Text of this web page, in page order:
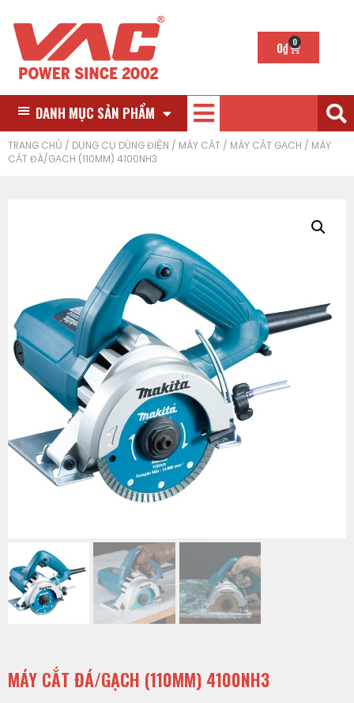
0₫ 0
DANH MỤC SẢN PHẨM
TRANG CHỦ / DỤNG CỤ DÙNG ĐIỆN / MÁY CẮT / MÁY CẮT GẠCH / MÁY
CẮT ĐÁ/GẠCH (110MM) 4100NH3
MÁY CẮT ĐÁ/GẠCH (110MM) 4100NH3